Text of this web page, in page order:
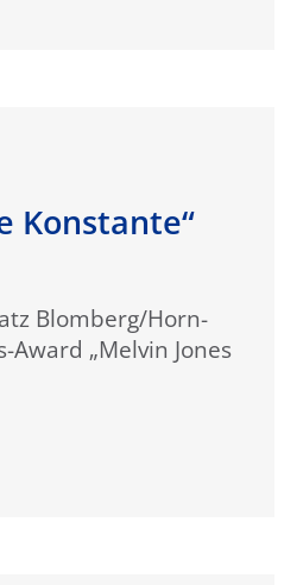
Konstante“
Blomberg/Horn-
„Melvin Jones